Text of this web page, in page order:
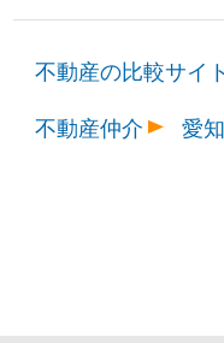
不動産の比較サイ
不動産仲介
愛